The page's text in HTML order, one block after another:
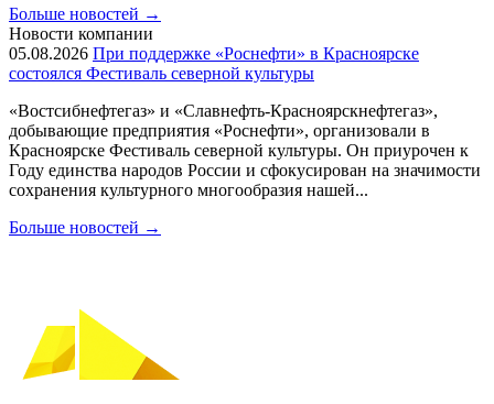
Больше новостей →
Новости компании
05.08.2026 При поддержке «Роснефти» в Красноярске
состоялся Фестиваль северной культуры
«Востсибнефтегаз» и «Славнефть-Красноярскнефтегаз»,
добывающие предприятия «Роснефти», организовали в
Красноярске Фестиваль северной культуры. Он приурочен к
Году единства народов России и сфокусирован на значимости
сохранения культурного многообразия нашей...
Больше новостей →